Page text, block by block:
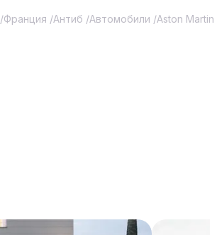
/Франция /Антиб /Автомобили /Aston Martin